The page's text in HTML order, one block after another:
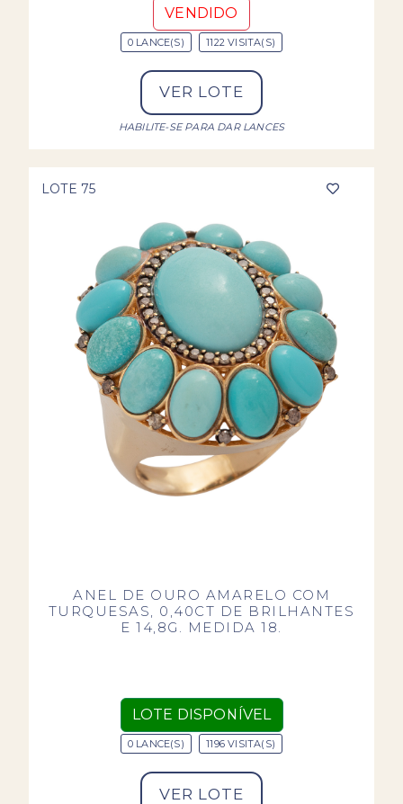
VENDIDO
0 LANCE(S) 1122 VISITA(S)
VER LOTE
HABILITE-SE PARA DAR LANCES
LOTE 75
ANEL DE OURO AMARELO COM
TURQUESAS, 0,40CT DE BRILHANTES
E 14,8G. MEDIDA 18.
LOTE DISPONÍVEL
0 LANCE(S) 1196 VISITA(S)
VER LOTE